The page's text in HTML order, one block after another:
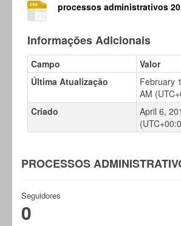
processos administrativos
Informações Adicionais
Campo
Valor
Última Atualização
February
AM
Criado
April 6,
PROCESSOS
Seguidores
0